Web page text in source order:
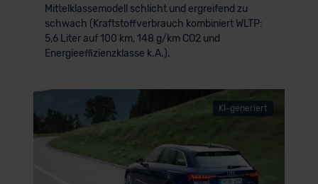
Mittelklassemodell schlicht und ergreifend zu
schwach (Kraftstoffverbrauch kombiniert WLTP:
5,6 Liter auf 100 km, 148 g/km CO2 und
Energieeffizienzklasse k.A.).
KI-generiert